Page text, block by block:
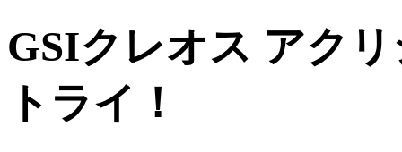
GSIクレオス アク
トライ！